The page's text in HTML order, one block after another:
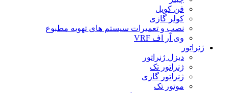
فن کویل
کولر گازی
نصب و تعمیرات سیستم های تهویه مطبوع
وی آر اف VRF
ژنراتور
دیزل ژنراتور
ژنراتور تک
ژنراتور گازی
موتور تک